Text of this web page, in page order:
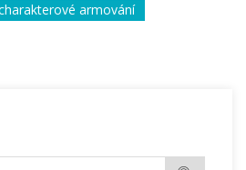
armování